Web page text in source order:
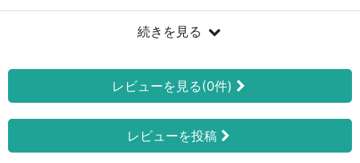
続きを見る
レビューを見る(0件)
レビューを投稿